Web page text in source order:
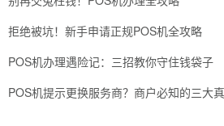
拒绝被坑！新手申请正规POS机全攻略
POS机办理遇险记：三招教你守住钱袋子